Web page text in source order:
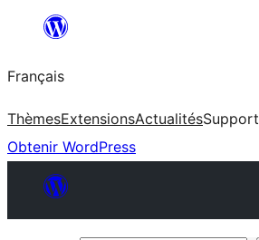
contenu
Français
ThèmesExtensionsActualitésSupport
Obtenir WordPress